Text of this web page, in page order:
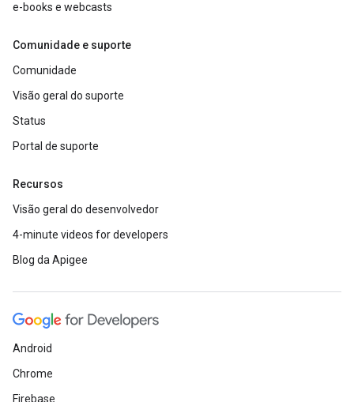
e-books e webcasts
Comunidade e suporte
Comunidade
Visão geral do suporte
Status
Portal de suporte
Recursos
Visão geral do desenvolvedor
4-minute videos for developers
Blog da Apigee
Android
Chrome
Firebase